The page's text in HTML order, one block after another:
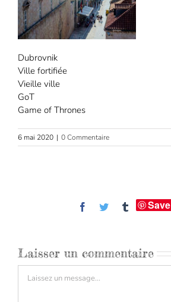
Dubrovnik
Ville fortifiée
Vieille ville
GoT
Game of Thrones
6 mai 2020 | 0 Commentaire
Facebook
Twitter TumblrSave
Laisser un commentaire